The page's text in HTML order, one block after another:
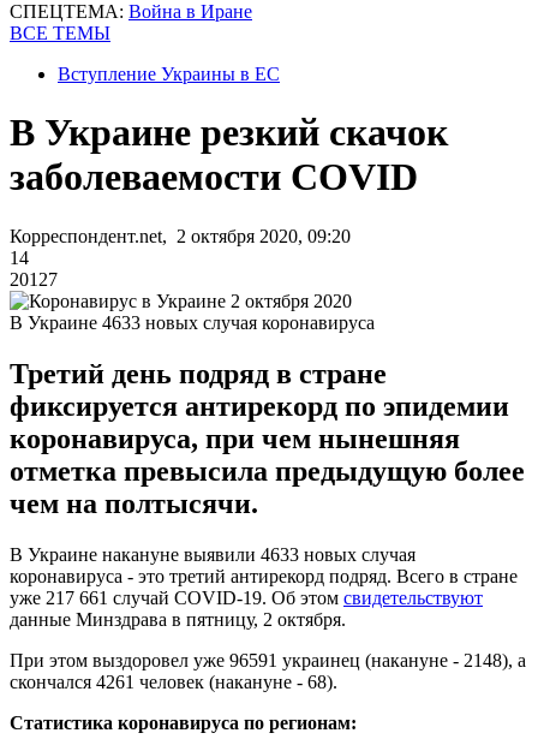
СПЕЦТЕМА: Война в Иране
ВСЕ ТЕМЫ
Вступление Украины в ЕС
В Украине резкий скачок
заболеваемости COVID
Корреспондент.net, 2 октября 2020, 09:20
14
20127
В Украине 4633 новых случая коронавируса
Третий день подряд в стране
фиксируется антирекорд по эпидемии
коронавируса, при чем нынешняя
отметка превысила предыдущую более
чем на полтысячи.
В Украине накануне выявили 4633 новых случая
коронавируса - это третий антирекорд подряд. Всего в стране
уже 217 661 случай COVID-19. Об этом свидетельствуют
данные Минздрава в пятницу, 2 октября.
При этом выздоровел уже 96591 украинец (накануне - 2148), а
скончался 4261 человек (накануне - 68).
Статистика коронавируса по регионам: